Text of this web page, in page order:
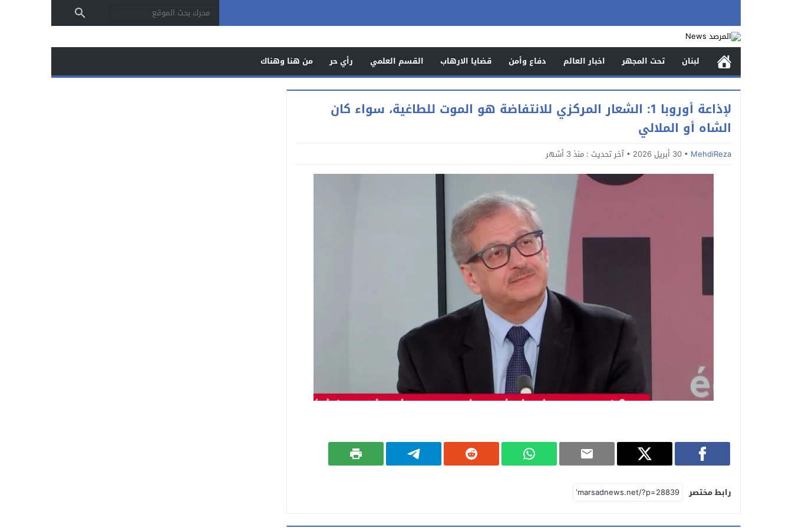
لبنان تحت المجهر اخبار العالم دفاع وأمن قضايا الارهاب القسم العلمي رأي حر من هنا وهناك
لإذاعة أوروبا 1: الشعار المركزي للانتفاضة هو الموت للطاغية، سواء كان
الشاه أو الملالي
MehdiReza 30 أبريل 2026 آخر تحديث : منذ 3 أشهر
رابط مختصر